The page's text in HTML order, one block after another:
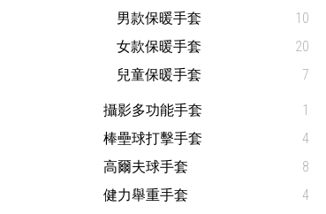
男款保暖手套
10
女款保暖手套
20
兒童保暖手套
7
攝影多功能手套
1
棒壘球打擊手套
4
高爾夫球手套
8
健力舉重手套
4